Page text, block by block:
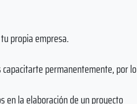
propia empresa.
permanentemente, por lo
en la elaboración de un proyecto